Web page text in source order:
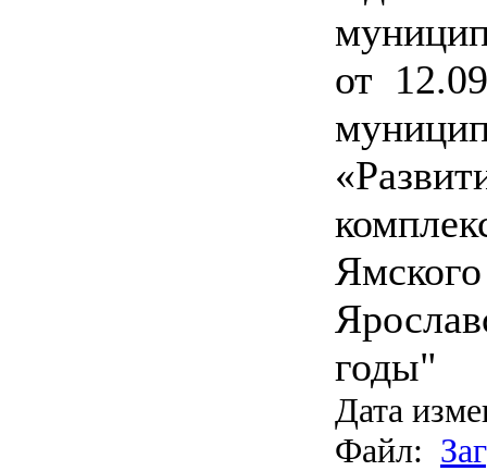
от
годы"
Дата
Файл: